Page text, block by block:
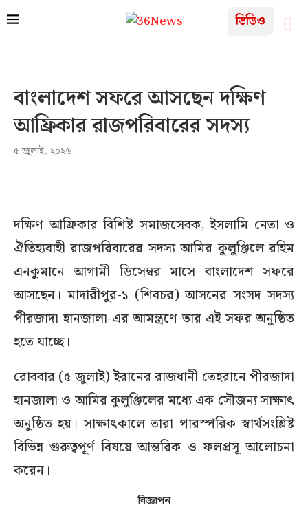
ভিডিও
বাংলাদেশ সফরে আসছেন দক্ষিণ
আফ্রিকার রাজপরিবারের সদস্য
৫ জুলাই, ২০২৬
দক্ষিণ আফ্রিকার বিশিষ্ট সমাজসেবক, ইসলামি নেতা ও
ঐতিহ্যবাহী রাজপরিবারের সদস্য আমির কুলুঞ্জিলে রহিম
এনকুমানে আগামী ডিসেম্বর মাসে বাংলাদেশ সফরে
আসছেন। মাদারীপুর-১ (শিবচর) আসনের সংসদ সদস্য
পীরজাদা হানজালা-এর আমন্ত্রণে তার এই সফর অনুষ্ঠিত
হতে যাচ্ছে।
রোববার (৫ জুলাই) ইরানের রাজধানী তেহরানে পীরজাদা
হানজালা ও আমির কুলুঞ্জিলের মধ্যে এক সৌজন্য সাক্ষাৎ
অনুষ্ঠিত হয়। সাক্ষাৎকালে তারা পারস্পরিক স্বার্থসংশ্লিষ্ট
বিভিন্ন গুরুত্বপূর্ণ বিষয়ে আন্তরিক ও ফলপ্রসূ আলোচনা
করেন।
বিজ্ঞাপন